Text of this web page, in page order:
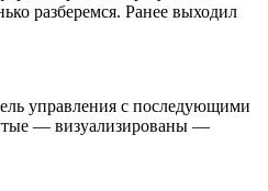
разберемся. Ранее выходил
управления с последующими
— визуализированы —